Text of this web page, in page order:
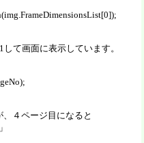
て画面に表示しています。
４ページ目になると